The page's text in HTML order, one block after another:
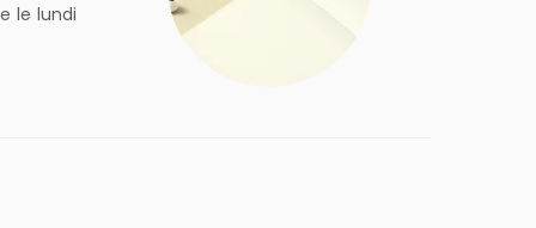
le lundi